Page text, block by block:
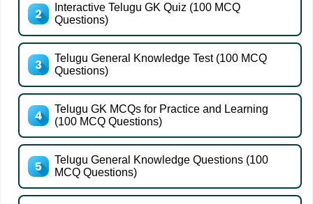
Interactive Telugu GK Quiz (100 MCQ
Questions)
Telugu General Knowledge Test (100 MCQ
Questions)
Telugu GK MCQs for Practice and Learning
(100 MCQ Questions)
Telugu General Knowledge Questions (100
MCQ Questions)